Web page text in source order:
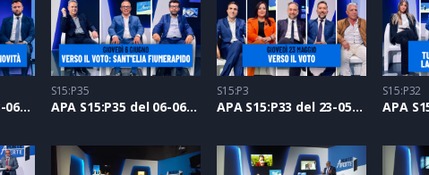
APA S15:P36 del 13-06-2024
S15:P35
APA S15:P35 del 06-06-2024
S15:P3
APA S15:P33 del 23-05-2024
S15:P32